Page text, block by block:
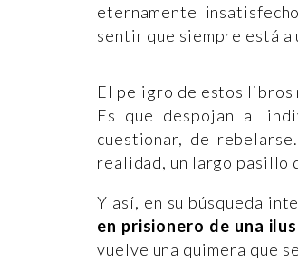
eternamente
sentir que siempre está
El peligro de estos libros
Es que despojan al
cuestionar, de
realidad, un largo pasillo
Y así, en su búsqueda
en prisionero de una
vuelve una quimera que